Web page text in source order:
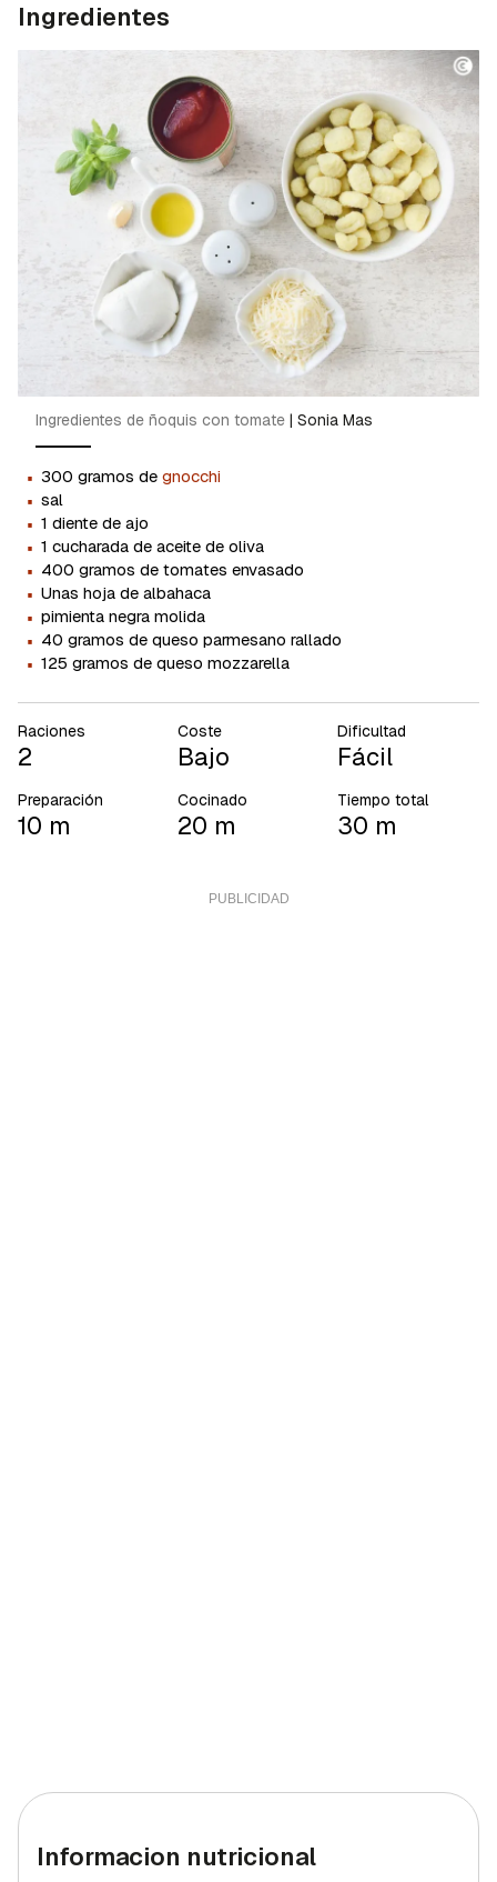
Ingredientes
Ingredientes de ñoquis con tomate | Sonia Mas
· 300 gramos de gnocchi
· sal
· 1 diente de ajo
· 1 cucharada de aceite de oliva
· 400 gramos de tomates envasado
· Unas hoja de albahaca
· pimienta negra molida
· 40 gramos de queso parmesano rallado
· 125 gramos de queso mozzarella
Raciones
2
Coste
Bajo
Dificultad
Fácil
Preparación
10 m
Cocinado
20 m
Tiempo total
30 m
Informacion nutricional